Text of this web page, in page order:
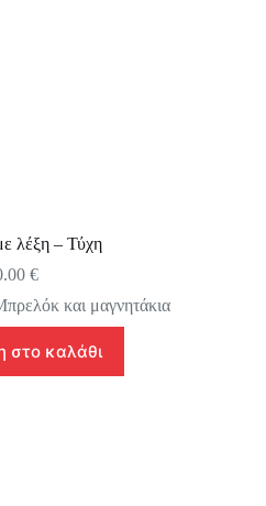
λέξη – Τύχη
€
και μαγνητάκια
στο καλάθι